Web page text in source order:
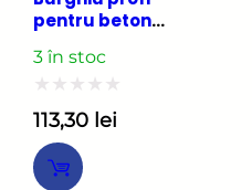
pentru beton
SDS PLUS, 10×1000
mm, Richmann
Exclusive
3 în stoc
Evaluat
la
0
113,30 lei